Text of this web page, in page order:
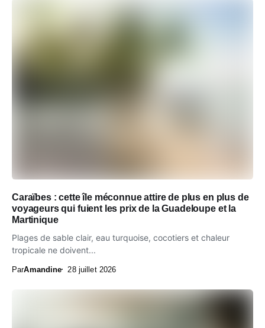
Caraïbes : cette île méconnue attire de plus en plus de
voyageurs qui fuient les prix de la Guadeloupe et la
Martinique
Plages de sable clair, eau turquoise, cocotiers et chaleur
tropicale ne doivent...
ParAmandine 28 juillet 2026